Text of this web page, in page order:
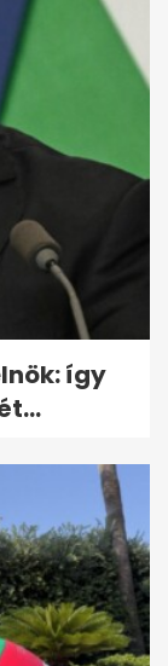
így